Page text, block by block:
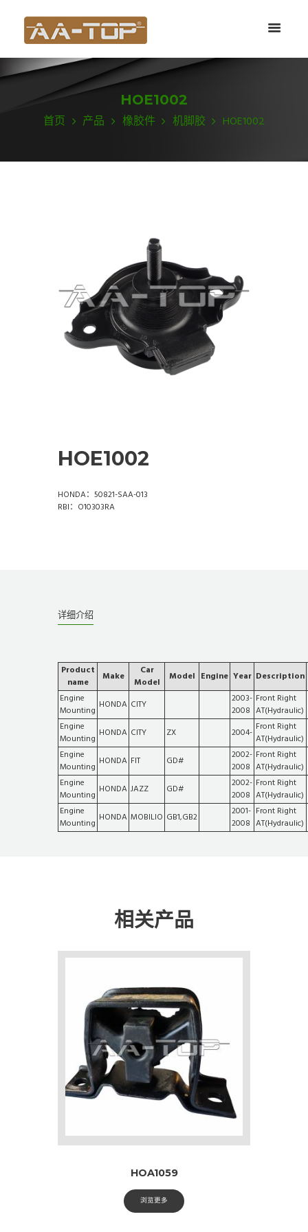
HOE1002
首页 产品 橡胶件 机脚胶 HOE1002
HOE1002
HONDA：50821-SAA-013
RBI：O10303RA
详细介绍
Product
name
Make
Car
Model
Model Engine Year Description
Engine
Mounting HONDA CITY
2003-
2008
Front Right
AT(Hydraulic)
Engine
Mounting HONDA CITY ZX 2004- Front Right
AT(Hydraulic)
Engine
Mounting HONDA FIT GD#
2002-
2008
Front Right
AT(Hydraulic)
Engine
Mounting HONDA JAZZ GD#
2002-
2008
Front Right
AT(Hydraulic)
Engine
Mounting HONDA MOBILIO GB1,GB2
2001-
2008
Front Right
AT(Hydraulic)
相关产品
HOA1059
浏览更多